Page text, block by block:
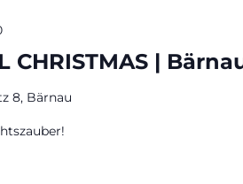
CHRISTMAS |
8, Bärnau